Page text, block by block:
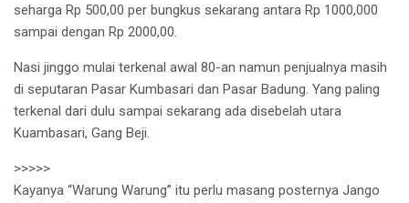
seharga Rp 500,00 per bungkus sekarang antara Rp 1000,000
sampai dengan Rp 2000,00.
Nasi jinggo mulai terkenal awal 80-an namun penjualnya masih
di seputaran Pasar Kumbasari dan Pasar Badung. Yang paling
terkenal dari dulu sampai sekarang ada disebelah utara
Kuambasari, Gang Beji.
>>>>>
Kayanya “Warung Warung” itu perlu masang posternya Jango